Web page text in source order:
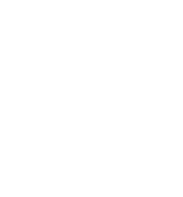
modificación de puestos
comité de seguridad y
salud en el trabajo en base
en base a la